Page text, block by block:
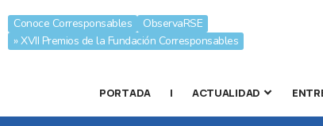
Conoce Corresponsables
ObservaRSE
» XVII Premios de la Fundación Corresponsables
PORTADA | ACTUALIDAD